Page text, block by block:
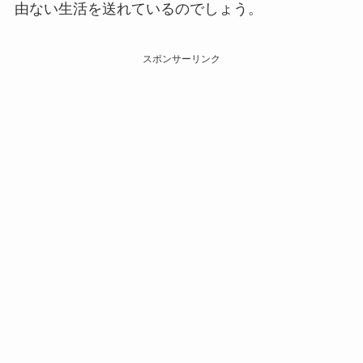
由ない生活を送れているのでしょう。
スポンサーリンク